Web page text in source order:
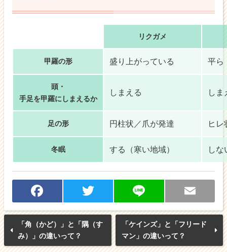
リクガメ
甲羅の形 盛り上がっている 平ら
頭・
手足を甲羅にしまえるか
しまえる しま
足の形 円柱状／爪が発達 ヒレ
冬眠 する（寒い地域） しな
F
a
c
T
w
itt
Li
n
e
E
m
ai
「角（かど）」と「隅（す
み）」の違いって？
「ケインズ」と「フリード
マン」の違いって？